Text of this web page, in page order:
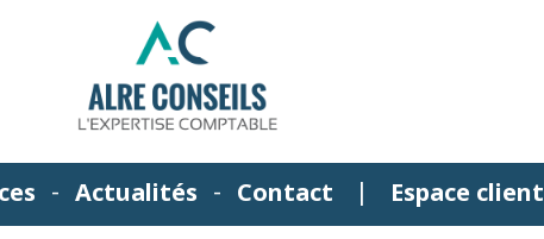
Actualités Contact Espace client